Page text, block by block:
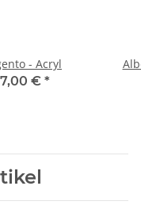
- Acryl
€ *